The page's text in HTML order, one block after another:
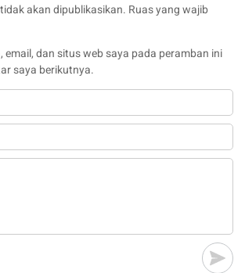
akan dipublikasikan. Ruas yang wajib
email, dan situs web saya pada peramban ini
saya berikutnya.